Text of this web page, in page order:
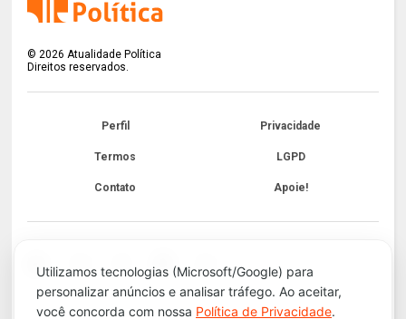
Utilizamos tecnologias (Microsoft/Google) para
personalizar anúncios e analisar tráfego. Ao aceitar,
você concorda com nossa Política de Privacidade.
©2026 Atualidade Política
Direitos reservados.
Perfil Privacidade
Termos LGPD
Contato Apoie!